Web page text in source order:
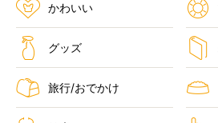
かわいい
グッズ
旅行/おでかけ